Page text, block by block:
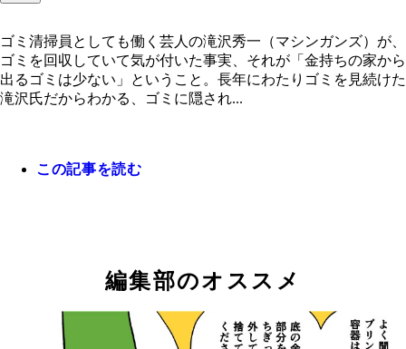
誰がどう見ても「たきざわ」の上履き。捨てるの
ゴミ清掃員としても働く芸人の滝沢秀一（マシンガンズ）が、
ゴミを回収していて気が付いた事実、それが「金持ちの家から
出るゴミは少ない」ということ。長年にわたりゴミを見続けた
滝沢氏だからわかる、ゴミに隠され...
この記事を読む
編集部のオススメ